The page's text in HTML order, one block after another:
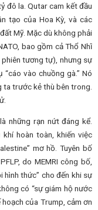
đô la. Qutar cam kết đầu
tạo của Hoa Kỳ, và các
Mỹ. Mặc dù không phải
bao gồm cả Thổ Nhĩ
tương tự), nhưng sự
vào chuồng gà.” Nó
ta trước kẻ thù bên trong.
những rạn nứt đáng kể.
hoàn toàn, khiến việc
mơ hồ. Tuyên bố
do MEMRI công bố,
hình thức” cho đến khi sự
có “sự giám hộ nước
của Trump, cảm ơn